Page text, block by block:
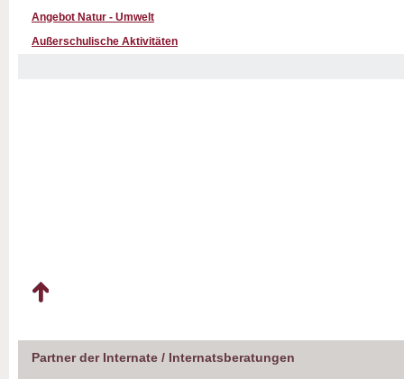
Angebot Natur - Umwelt
Außerschulische Aktivitäten
Partner der Internate / Internatsberatungen